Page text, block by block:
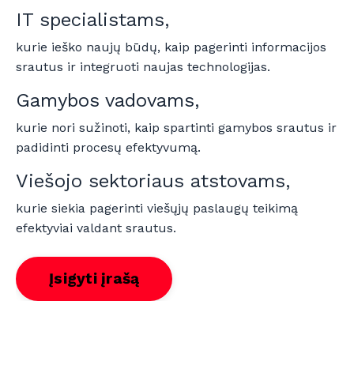
IT specialistams,
kurie ieško naujų būdų, kaip pagerinti informacijos
srautus ir integruoti naujas technologijas.
Gamybos vadovams,
kurie nori sužinoti, kaip spartinti gamybos srautus ir
padidinti procesų efektyvumą.
Viešojo sektoriaus atstovams,
kurie siekia pagerinti viešųjų paslaugų teikimą
efektyviai valdant srautus.
Įsigyti įrašą